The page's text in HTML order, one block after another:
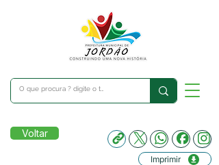
Voltar
Imprimir